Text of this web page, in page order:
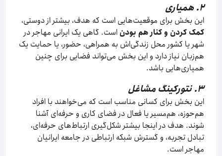
۲. همیاری
این بخش برای موقعیت‌هایی است که هدف، بیشتر از دوستی،
کمک کردن و کنار هم بودن است. گاهی یک ایرانی مهاجر در
شهر یا کشور محل زندگی‌اش به همراهی، حضور، یا حمایت یک
هم‌زبان نیاز دارد و این بخش می‌تواند فضایی برای چنین
همیاری‌هایی باشد.
۳. نتورکینگ مشاغل
این بخش برای کسانی مناسب است که می‌خواهند با افراد
هم‌حوزه، هم‌مسیر یا فعال در فضای کاری و حرفه‌ای آشنا
شوند. هدف در اینجا بیشتر شکل‌گیری ارتباط‌های حرفه‌ای،
تبادل تجربه، و گسترش شبکه ارتباطی در جامعه ایرانیان
مهاجر است.